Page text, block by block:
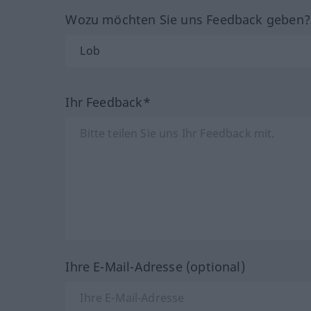
Wozu möchten Sie uns Feedback
Ihr Feedback*
Ihre E-Mail-Adresse (optional)